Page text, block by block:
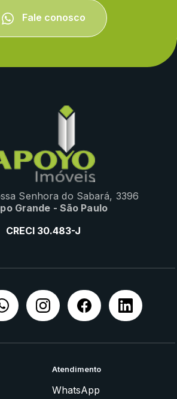
Fale conosco
Senhora do Sabará, 3396
Grande - São Paulo
CRECI 30.483-J
Atendimento
WhatsApp